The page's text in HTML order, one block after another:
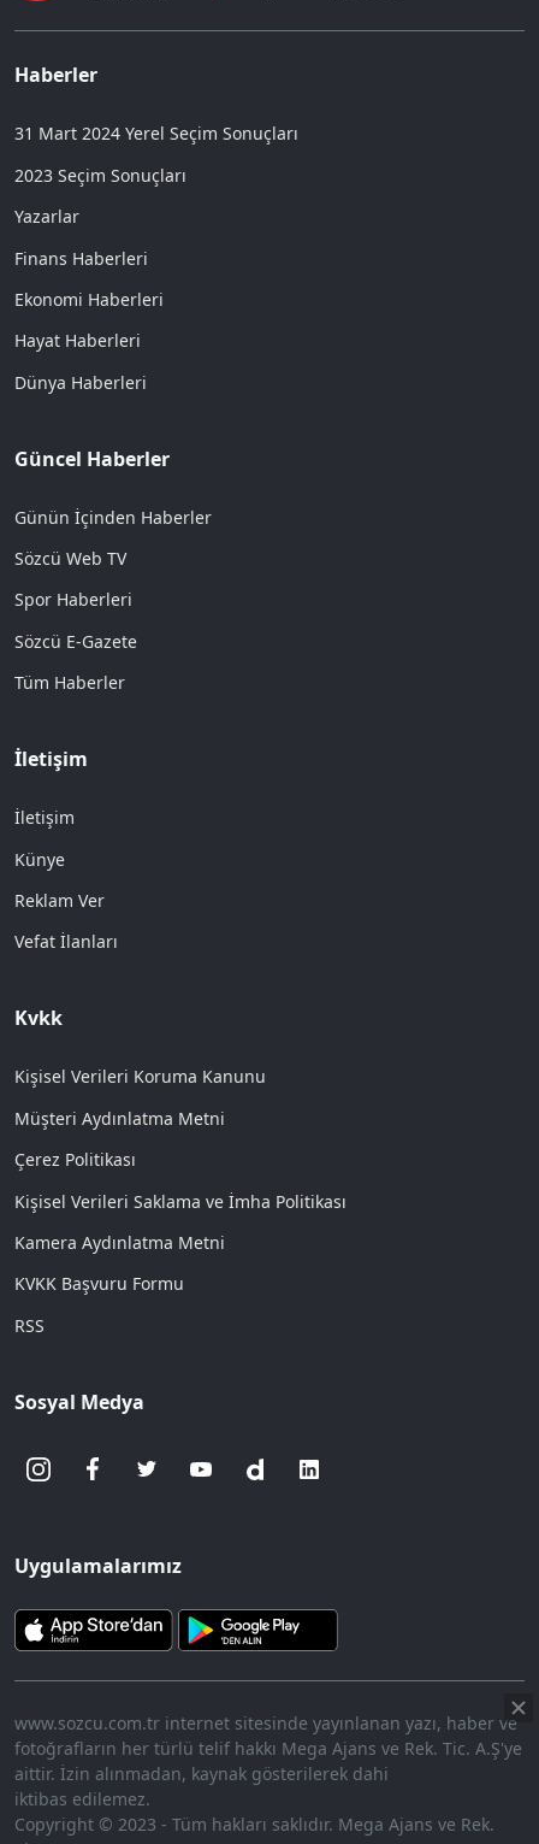
Haberler
31 Mart 2024 Yerel Seçim Sonuçları
2023 Seçim Sonuçları
Yazarlar
Finans Haberleri
Ekonomi Haberleri
Hayat Haberleri
Dünya Haberleri
Güncel Haberler
Günün İçinden Haberler
Sözcü Web TV
Spor Haberleri
Sözcü E-Gazete
Tüm Haberler
İletişim
İletişim
Künye
Reklam Ver
Vefat İlanları
Kvkk
Kişisel Verileri Koruma Kanunu
Müşteri Aydınlatma Metni
Çerez Politikası
Kişisel Verileri Saklama ve İmha Politikası
Kamera Aydınlatma Metni
KVKK Başvuru Formu
RSS
Sosyal Medya
Uygulamalarımız
www.sozcu.com.tr internet sitesinde yayınlanan yazı, haber ve
fotoğrafların her türlü telif hakkı Mega Ajans ve Rek. Tic. A.Ş'ye
aittir. İzin alınmadan, kaynak gösterilerek dahi
iktibas edilemez.
Copyright © 2023 - Tüm hakları saklıdır. Mega Ajans ve Rek.